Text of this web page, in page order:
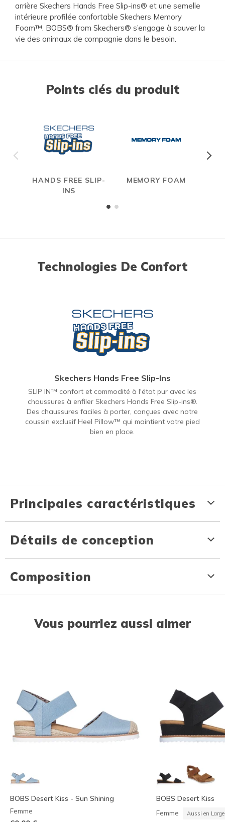
arrière Skechers Hands Free Slip-ins® et une semelle
intérieure profilée confortable Skechers Memory
Foam™. BOBS® from Skechers® s’engage à sauver la
vie des animaux de compagnie dans le besoin.
Points clés du produit
HANDS FREE SLIP-
INS
MEMORY FOAM
Technologies De Confort
Skechers Hands Free Slip-Ins
SLIP IN™ confort et commodité à l'état pur avec les
chaussures à enfiler Skechers Hands Free Slip-ins®.
Des chaussures faciles à porter, conçues avec notre
coussin exclusif Heel Pillow™ qui maintient votre pied
bien en place.
Principales caractéristiques
Détails de conception
Composition
Vous pourriez aussi aimer
BOBS Desert Kiss - Sun Shining
Femme
BOBS Desert Kiss
Femme Aussi en Large